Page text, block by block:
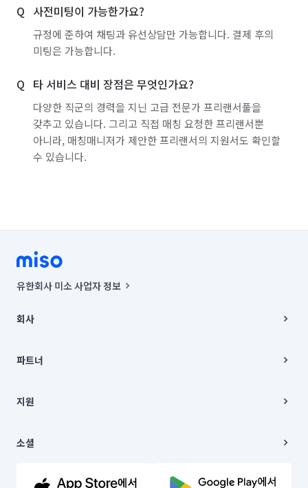
사전미팅이 가능한가요?
규정에 준하여 채팅과 유선상담만 가능합니다. 결제 후의
미팅은 가능합니다.
타 서비스 대비 장점은 무엇인가요?
다양한 직군의 경력을 지닌 고급 전문가 프리랜서풀을
갖추고 있습니다. 그리고 직접 매칭 요청한 프리랜서뿐
아니라, 매칭매니저가 제안한 프리랜서의 지원서도 확인할
수 있습니다.
유한회사 미소 사업자 정보
00019 |
주소 | 본사: 서울특별시 종로구 율곡로 6(중학동, 트윈트리빌딩) B동 5층
컨택센터 : 서울특별시 종로구 수송동 율곡로 24, 7층, 8층 미소
상품, 상품정보, 거래에 관한 의무와 책임은 거래당사자에게 있습니다.
언론 보도 관련 문의:
© 유한회사 미소. Miso, Inc. All Rights Reserved.
회사
채용
파트너
이사
지원
이용약관
문의하기
소셜
유튜브